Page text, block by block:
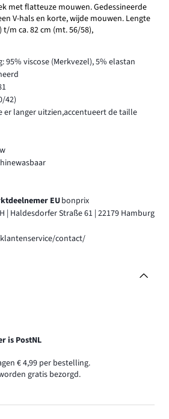
met flatteuze mouwen. Gedessineerde
V-hals en korte, wijde mouwen. Lengte
t/m ca. 82 cm (mt. 56/58),
95% viscose (Merkvezel), 5% elastan
42)
er langer uitzien,accentueert de taille
EUbonprix
| Haldesdorfer Straße 61 | 22179 Hamburg
contact/
is PostNL
€ 4,99 per bestelling.
gratis bezorgd.